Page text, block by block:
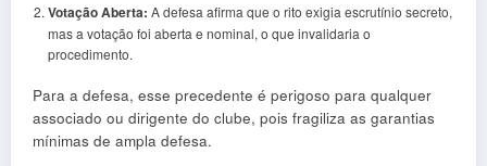
Votação Aberta: A defesa afirma que o rito exigia escrutínio secreto,
mas a votação foi aberta e nominal, o que invalidaria o
procedimento.
Para a defesa, esse precedente é perigoso para qualquer
associado ou dirigente do clube, pois fragiliza as garantias
mínimas de ampla defesa.